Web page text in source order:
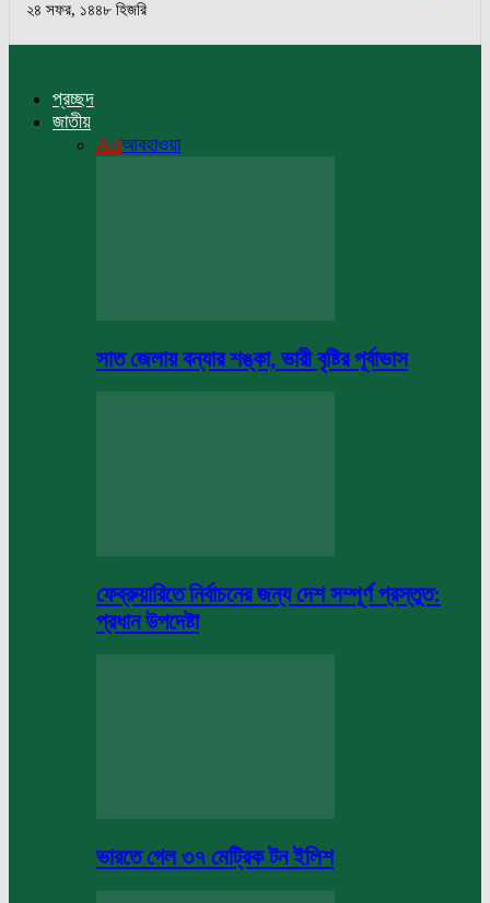
২৪ সফর, ১৪৪৮ হিজরি
প্রচ্ছদ
জাতীয়
Allআবহাওয়া
সাত জেলায় বন্যার শঙ্কা, ভারী বৃষ্টির পূর্বাভাস
ফেব্রুয়ারিতে নির্বাচনের জন্য দেশ সম্পূর্ণ প্রস্তুত:
প্রধান উপদেষ্টা
ভারতে গেল ৩৭ মেট্রিক টন ইলিশ